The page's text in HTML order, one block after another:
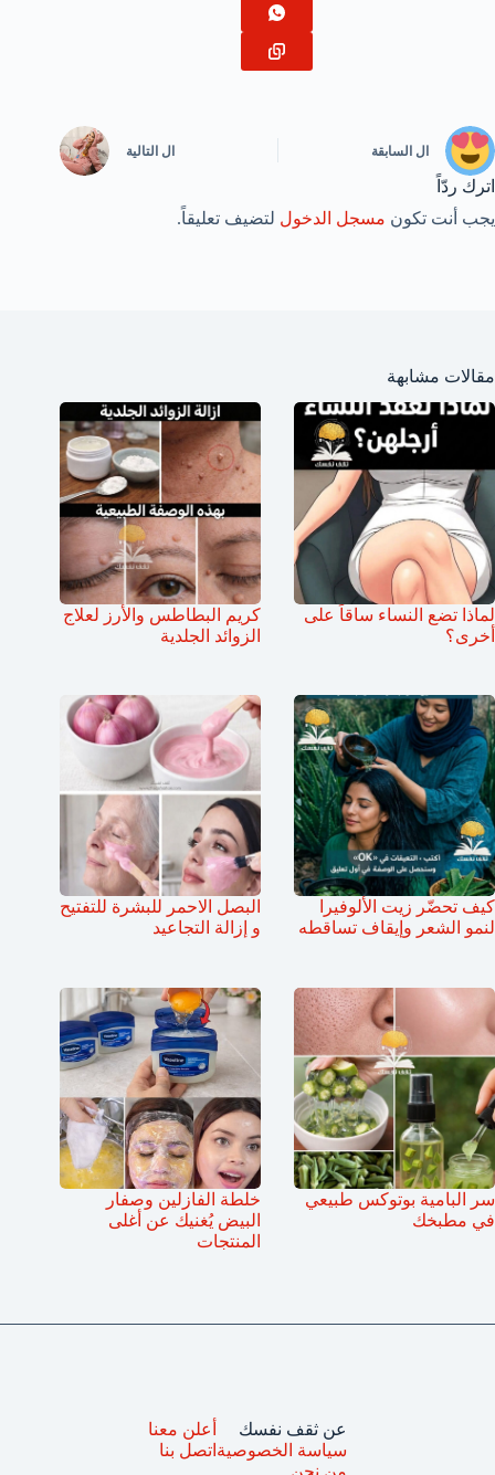
ال السابقة ال التالية
اترك ردّاً
يجب أنت تكون مسجل الدخول لتضيف تعليقاً.
مقالات مشابهة
لماذا تضع النساء ساقاً على
أخرى؟
كريم البطاطس والأرز لعلاج
الزوائد الجلدية
كيف تحضّر زيت الألوفيرا
لنمو الشعر وإيقاف تساقطه
البصل الاحمر للبشرة للتفتيح
و إزالة التجاعيد
سر البامية بوتوكس طبيعي
في مطبخك
خلطة الفازلين وصفار
البيض يُغنيك عن أغلى
المنتجات
عن ثقف نفسك
سياسة الخصوصية
أعلن معنا
اتصل بنا